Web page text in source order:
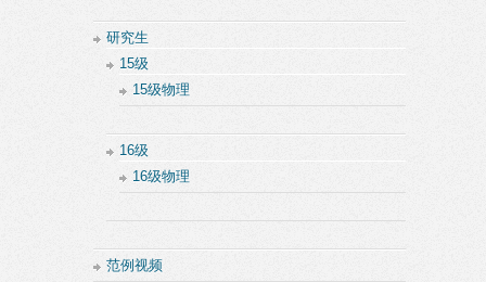
研究生
15级
15级物理
16级
16级物理
范例视频